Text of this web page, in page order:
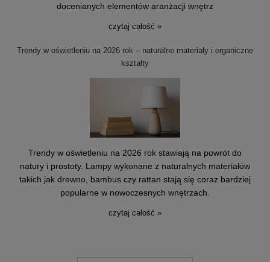
docenianych elementów aranżacji wnętrz
czytaj całość »
Trendy w oświetleniu na 2026 rok – naturalne materiały i organiczne
kształty
Trendy w oświetleniu na 2026 rok stawiają na powrót do
natury i prostoty. Lampy wykonane z naturalnych materiałów
takich jak drewno, bambus czy rattan stają się coraz bardziej
popularne w nowoczesnych wnętrzach.
czytaj całość »